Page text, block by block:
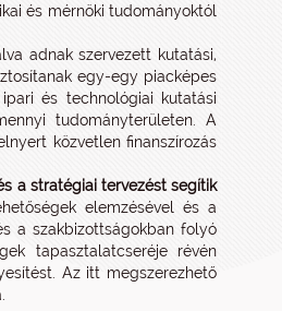
és mérnöki tudományoktól
adnak szervezett kutatási,
egy-egy piacképes
és technológiai kutatási
tudományterületen. A
közvetlen finanszírozás
a stratégiai tervezést segítik
elemzésével és a
a szakbizottságokban folyó
tapasztalatcseréje révén
Az itt megszerezhető